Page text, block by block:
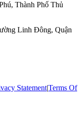
Thành Phố Thủ
Linh Đông, Quận
Statement|Terms Of